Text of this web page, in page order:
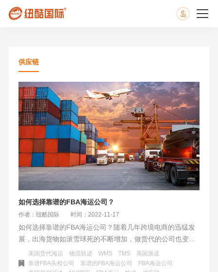
供应链
如何选择靠谱的FBA海运公司？
作者：纽酷国际 时间：2022-11-17
如何选择靠谱的FBA海运公司？随着几年跨境电商的迅猛发
展，出海货物如滚雪球死的不断增加，做货代的公司也变得
多了起来。货代公司专业程度和规模参差不齐，而且互相之
间“卷”的厉害。特别转到2022年货量紧缩，亚马逊库容收紧
美国货代海运 物流轨迹 WMS TMS
美国派送
靠谱FBA头程公司
靠谱的FBA海运公司
FBA海运公司